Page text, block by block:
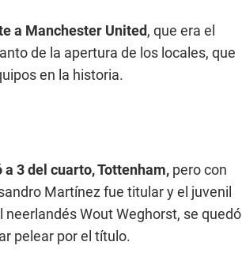
a Manchester United, que era el
de la apertura de los locales, que
en la historia.
3 del cuarto, Tottenham, pero con
Martínez fue titular y el juvenil
Wout Weghorst, se quedó
pelear por el título.